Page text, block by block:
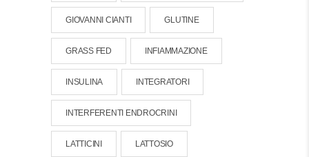
GIOVANNI CIANTI GLUTINE
GRASS FED INFIAMMAZIONE
INSULINA INTEGRATORI
INTERFERENTI ENDROCRINI
LATTICINI LATTOSIO